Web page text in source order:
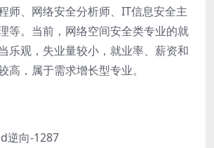
师、网络安全分析师、IT信息安全主
等。当前，网络空间安全类专业的就
乐观，失业量较小，就业率、薪资和
高，属于需求增长型专业。
逆向-1287